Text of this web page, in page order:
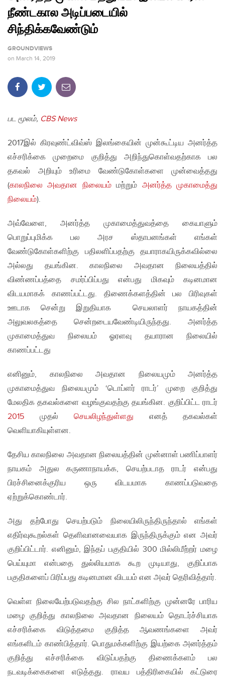
நீண்டகால அடிப்படையில்
சிந்திக்கவேண்டும்
GROUNDVIEWS
on March 14, 2019
பட மூலம், CBS News
2017இல் கிரவுண்ட்விவ்ஸ் இலங்கையின் முன்கூட்டிய அனர்த்த
எச்சரிக்கை முறைமை குறித்து அறிந்துகொள்வதற்காக பல
தகவல் அறியும் உரிமை வேண்டுகோள்களை முன்வைத்தது
(காலநிலை அவதான நிலையம்மற்றும் அனர்த்த முகாமைத்து
நிலையம்).
அவ்வேளை, அனர்த்த முகாமைத்துவத்தை கையாளும்
பொறுப்புமிக்க பல அரச ஸ்தாபனங்கள் எங்கள்
வேண்டுகோள்களிற்கு பதிலளிப்பதற்கு தயாராகயிருக்கவில்லை
அல்லது தயங்கின. காலநிலை அவதான நிலையத்தில்
விண்ணப்பத்தை சமர்ப்பிப்பது என்பது மிகவும் கடினமான
விடயமாகக் காணப்பட்டது. திணைக்களத்தின் பல பிரிவுகள்
ஊடாக சென்று இறுதியாக செயலாளர் நாயகத்தின்
அலுவலகத்தை சென்றடையவேண்டியிருந்தது. அனர்த்த
முகாமைத்துவ நிலையம் ஓரளவு தயாரான நிலையில்
காணப்பட்டது
எனினும், காலநிலை அவதான நிலையமும் அனர்த்த
முகாமைத்துவ நிலையமும் ‘டொப்ளர் ராடர்’ முறை குறித்து
மேலதிக தகவல்களை வழங்குவதற்கு தயங்கின. குறிப்பிட்ட ராடர்
2015 முதல் செயலிழந்துள்ளது எனத் தகவல்கள்
வெளியாகியுள்ளன.
தேசிய காலநிலை அவதான நிலையத்தின் முன்னாள் பணிப்பாளர்
நாயகம் அதுல கருணாநாயக்க, செயற்படாத ராடர் என்பது
பிரச்சினைக்குரிய ஒரு விடயமாக காணப்படுவதை
ஏற்றுக்கொண்டார்.
அது தற்போது செயற்படும் நிலையிலிருந்திருந்தால் எங்கள்
எதிர்வுகூறல்கள் தெளிவானவையாக இருந்திருக்கும் என அவர்
குறிப்பிட்டார். எனினும், இந்தப் பகுதியில் 300 மில்லிமீற்றர் மழை
பெய்யுமா என்பதை துல்லியமாக கூற முடியாது, குறிப்பாக
பகுதிகளைப் பிரிப்பது கடினமான விடயம் என அவர் தெரிவித்தார்.
வெள்ள நிலையேற்படுவதற்கு சில நாட்களிற்கு முன்னரே பாரிய
மழை குறித்து காலநிலை அவதான நிலையம் தொடர்ச்சியாக
எச்சரிக்கை விடுத்தமை குறித்த ஆவணங்களை அவர்
எங்களிடம் காண்பித்தார். பொதுமக்களிற்கு இயற்கை அனர்த்தம்
குறித்து எச்சரிக்கை விடுப்பதற்கு திணைக்களம் பல
நடவடிக்கைகளை எடுத்தது. ராவய பத்திரிகையில் கட்டுரை